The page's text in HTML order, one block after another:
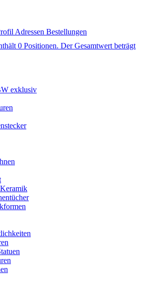
Adressen Bestellungen
0 Positionen. Der Gesamtwert beträgt
exklusiv